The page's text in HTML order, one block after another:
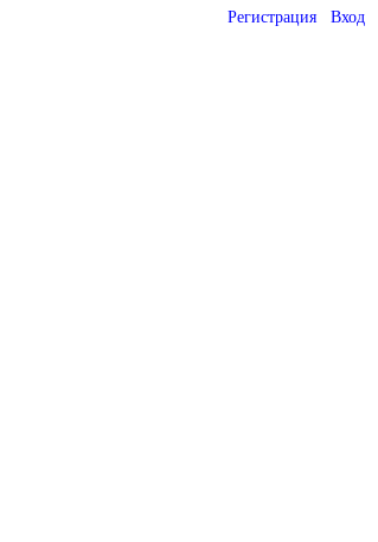
Регистрация Вход